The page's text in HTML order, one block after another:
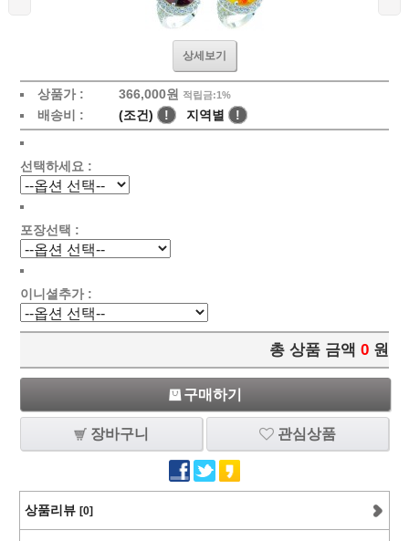
상세보기
상품가 : 366,000원 적립금:1%
배송비 : (조건) ! 지역별 !
선택하세요 :
포장선택 :
이니셜추가 :
총 상품 금액 0 원
구매하기
장바구니 관심상품
상품리뷰 [0]